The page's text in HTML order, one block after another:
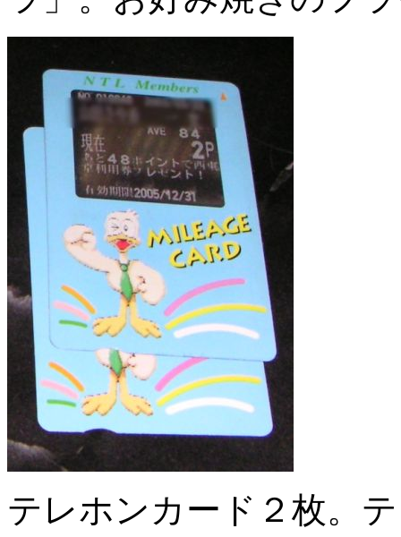
テレホンカード２枚。